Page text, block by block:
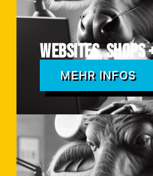
Websites, Shops
MEHR INFOS